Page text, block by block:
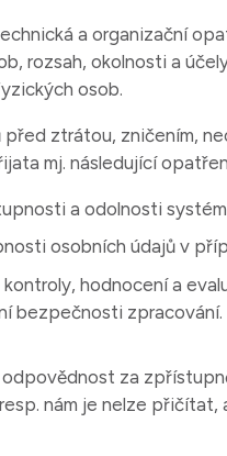
a organizační
rozsah, okolnosti a
osob.
ztrátou, zničením,
mj. následující
a odolnosti
osobních údajů v
hodnocení a
bezpečnosti zpracování.
za
nám je nelze